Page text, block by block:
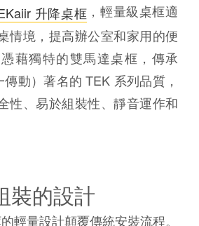
升降桌框 ，輕量級桌框適
情境，提高辦公室和家用的便
藉獨特的雙馬達桌框，傳承
動）著名的 TEK 系列品質，
性、易於組裝性、靜音運作和
裝的設計
輕量設計顛覆傳統安裝流程。